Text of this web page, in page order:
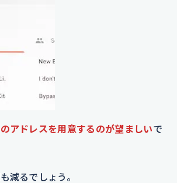
アドレスを用意するのが望ましいで
減るでしょう。